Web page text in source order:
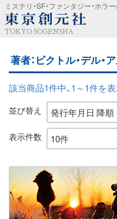
ミステリ・SF・ファンタジー・ホラ
TOKYO SOGENSHA
著者：ビクトル・デル・
該当商品1件中、1～1件を
並び替え
表示件数